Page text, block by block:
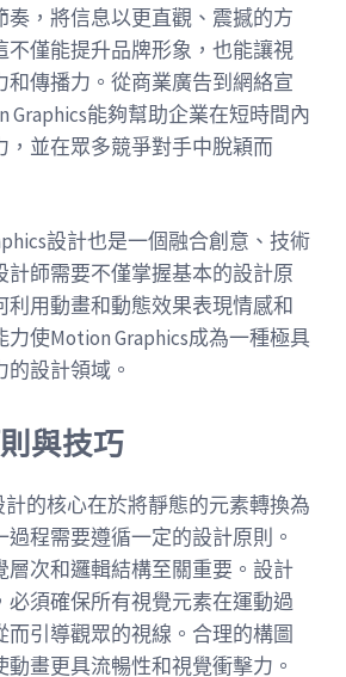
奏，將信息以更直觀、震撼的方
不僅能提升品牌形象，也能讓視
和傳播力。從商業廣告到網絡宣
Graphics能夠幫助企業在短時間內
，並在眾多競爭對手中脫穎而
設計也是一個融合創意、技術
計師需要不僅掌握基本的設計原
利用動畫和動態效果表現情感和
使Motion Graphics成為一種極具
設計領域。
與技巧
計的核心在於將靜態的元素轉換為
程需要遵循一定的設計原則。
層次和邏輯結構至關重要。設計
必須確保所有視覺元素在運動過
而引導觀眾的視線。合理的構圖
畫更具流暢性和視覺衝擊力。